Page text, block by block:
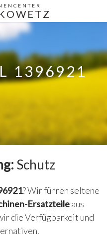
1396921
Schutz
? Wir führen seltene
Ersatzteileaus
die Verfügbarkeit und